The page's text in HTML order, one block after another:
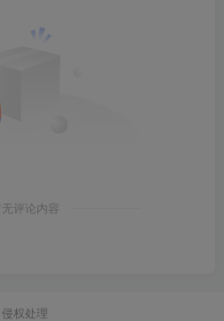
评论内容
侵权处理